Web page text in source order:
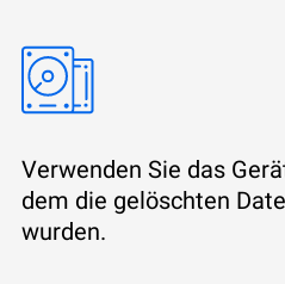
Verwenden Sie das
dem die gelöschten
wurden.